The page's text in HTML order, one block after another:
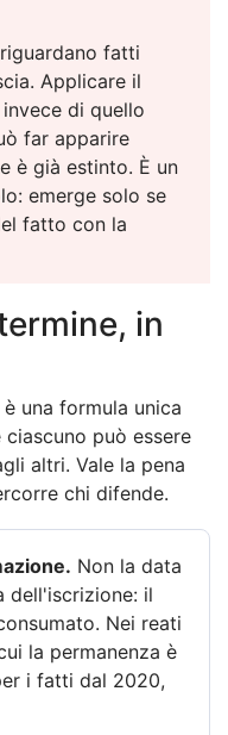
fatti
Applicare il
di quello
far apparire
è già estinto. È un
emerge solo se
fatto con la
in
una formula unica
può essere
altri. Vale la pena
chi difende.
Non la data
dell'iscrizione: il
Nei reati
la permanenza è
i fatti dal 2020,